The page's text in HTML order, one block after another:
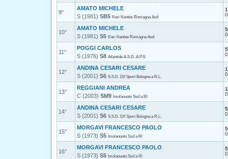
9°
AMATO MICHELE
S (1981) SB5 Rari Nantes Romagna Asd
10°
AMATO MICHELE
S (1981) S5 Rari Nantes Romagna Asd
11°
POGGI CARLOS
S (1976) S8 Atlantide A.S.D. A.P.S.
12°
ANDINA CESARI CESARE
S (2001) S6 S.S.D. Dlf Sport Bologna a R.L.
13°
REGGIANI ANDREA
C (2003) SM9 Imolanuoto Ssd a Rl
14°
ANDINA CESARI CESARE
S (2001) S6 S.S.D. Dlf Sport Bologna a R.L.
15°
MORGAVI FRANCESCO PAOLO
S (1973) S5 Imolanuoto Ssd a Rl
16°
MORGAVI FRANCESCO PAOLO
S (1973) S5 Imolanuoto Ssd a Rl